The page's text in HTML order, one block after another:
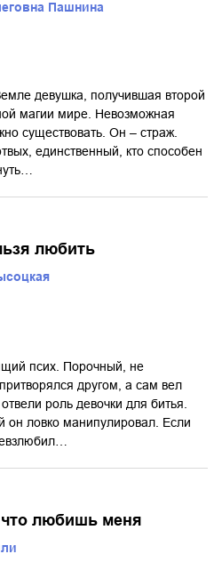
Пашнина
девушка, получившая второй
магии мире. Невозможная
существовать. Он – страж.
единственный, кто способен
любить
псих. Порочный, не
другом, а сам вел
роль девочки для битья.
он ловко манипулировал. Если
любишь меня